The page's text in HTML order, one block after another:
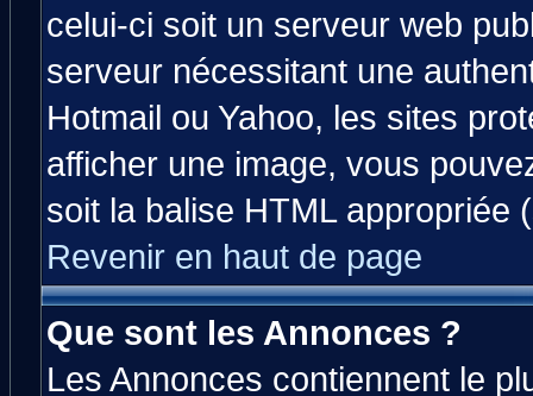
celui-ci soit un serveur web
serveur nécessitant une
Hotmail ou Yahoo, les sites
afficher une image, vous
soit la balise HTML appropriée
Revenir en haut de page
Que sont les Annonces ?
Les Annonces contiennent le